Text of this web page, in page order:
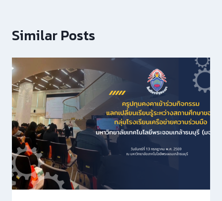
Similar Posts